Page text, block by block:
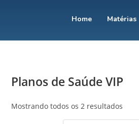
Home Matérias
Planos de Saúde VIP
Mostrando todos os 2 resultados